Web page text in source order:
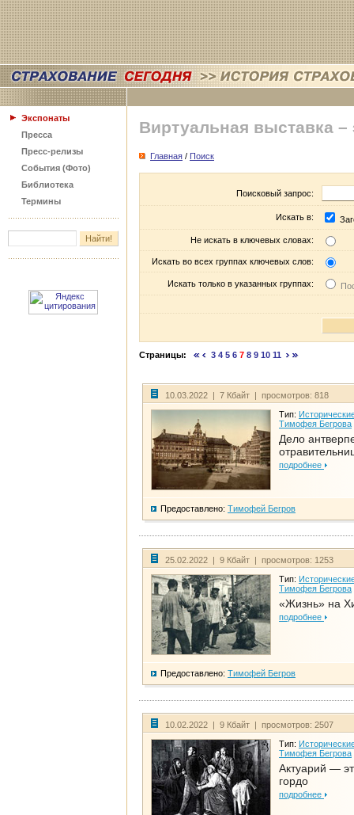
Экспонаты
Пресса
Пресс-релизы
События (Фото)
Библиотека
Термины
Виртуальная выставка –
Главная / Поиск
Поисковый запрос:
Искать в:
Не искать в ключевых словах:
Искать во всех группах ключевых слов:
Искать только в указанных группах:
Страницы: 3 4 5 6 7 8 9 10 11
10.03.2022 | 7 Кбайт | просмотров: 818
Тип:
Тимофея Бегрова
Дело
подробнее
Предоставлено: Тимофей Бегров
25.02.2022 | 9 Кбайт | просмотров: 1253
Тип:
Тимофея Бегрова
«Жизнь» на
подробнее
Предоставлено: Тимофей Бегров
10.02.2022 | 9 Кбайт | просмотров: 2507
Тип:
Тимофея Бегрова
Актуарий —
гордо
подробнее